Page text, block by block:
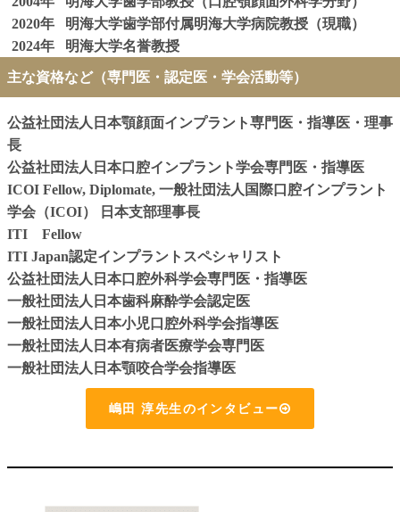
2020年
明海大学歯学部付属明海大学病院教授（現職）
2024年
明海大学名誉教授
主な資格など（専門医・認定医・学会活動等）
公益社団法人日本顎顔面インプラント専門医・指導医・理事
長
公益社団法人日本口腔インプラント学会専門医・指導医
ICOI Fellow, Diplomate, 一般社団法人国際口腔インプラント
学会（ICOI） 日本支部理事長
ITI Fellow
ITI Japan認定インプラントスペシャリスト
公益社団法人日本口腔外科学会専門医・指導医
一般社団法人日本歯科麻酔学会認定医
一般社団法人日本小児口腔外科学会指導医
一般社団法人日本有病者医療学会専門医
一般社団法人日本顎咬合学会指導医
嶋田 淳先生のインタビュー